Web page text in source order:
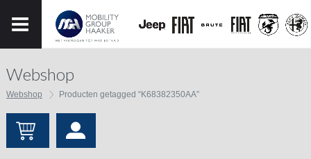
Webshop
Webshop Producten getagged “K68382350AA”